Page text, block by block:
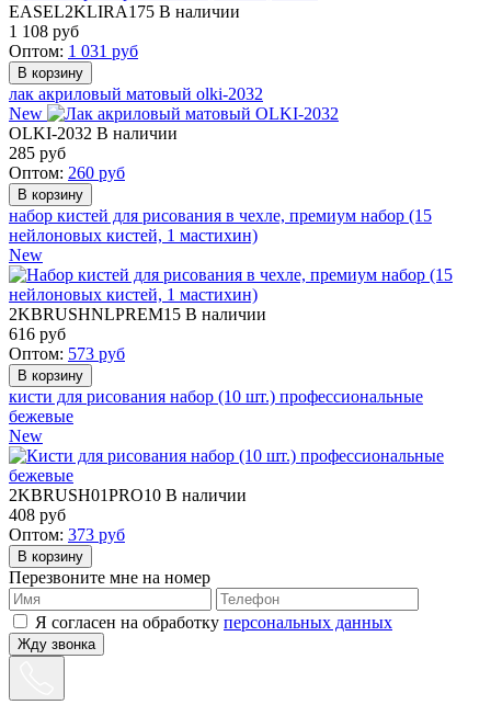
EASEL2KLIRA175 В наличии
1 108 руб
Оптом: 1 031 руб
лак акриловый матовый olki-2032
New
OLKI-2032 В наличии
285 руб
Оптом: 260 руб
набор кистей для рисования в чехле, премиум набор (15
нейлоновых кистей, 1 мастихин)
New
2KBRUSHNLPREM15 В наличии
616 руб
Оптом: 573 руб
кисти для рисования набор (10 шт.) профессиональные
бежевые
New
2KBRUSH01PRO10 В наличии
408 руб
Оптом: 373 руб
Перезвоните мне на номер
Я согласен на обработку персональных данных
Жду звонка